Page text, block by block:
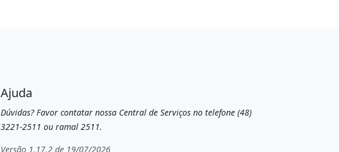
Ajuda
Dúvidas? Favor contatar nossa Central de Serviços no telefone (48)
3221-2511 ou ramal 2511.
Versão 1.17.2 de 19/07/2026